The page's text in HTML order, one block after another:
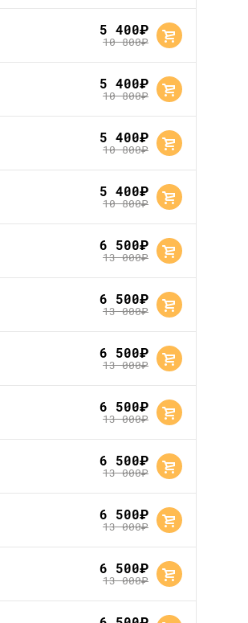
5 400руб.
10 800руб.
5 400руб.
10 800руб.
5 400руб.
10 800руб.
5 400руб.
10 800руб.
6 500руб.
13 000руб.
6 500руб.
13 000руб.
6 500руб.
13 000руб.
6 500руб.
13 000руб.
6 500руб.
13 000руб.
6 500руб.
13 000руб.
6 500руб.
13 000руб.